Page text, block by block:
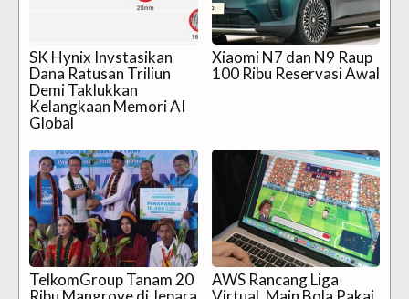
SK Hynix Invstasikan
Dana Ratusan Triliun
Demi Taklukkan
Kelangkaan Memori AI
Global
Xiaomi N7 dan N9 Raup
100 Ribu Reservasi Awal
TelkomGroup Tanam 20
AWS Rancang Liga